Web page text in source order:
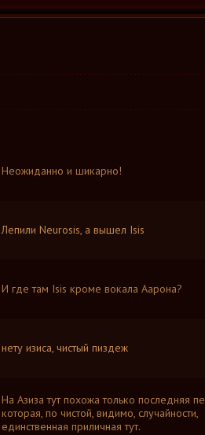
Неожиданно и шикарно!
Лепили Neurosis, а вышел Isis
И где там Isis кроме вокала Аарона?
нету изиса, чистый пиздеж
На Азиза тут похожа только последняя
которая, по чистой, видимо, случайности,
единственная приличная тут.